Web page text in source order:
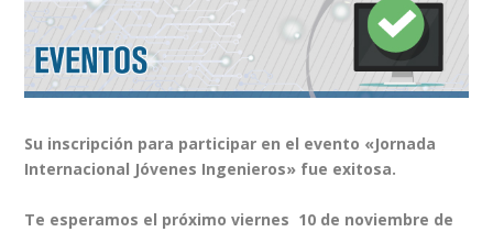
Su inscripción para participar en el evento «Jornada
Internacional Jóvenes Ingenieros» fue exitosa.
Te esperamos el próximo viernes 10 de noviembre de